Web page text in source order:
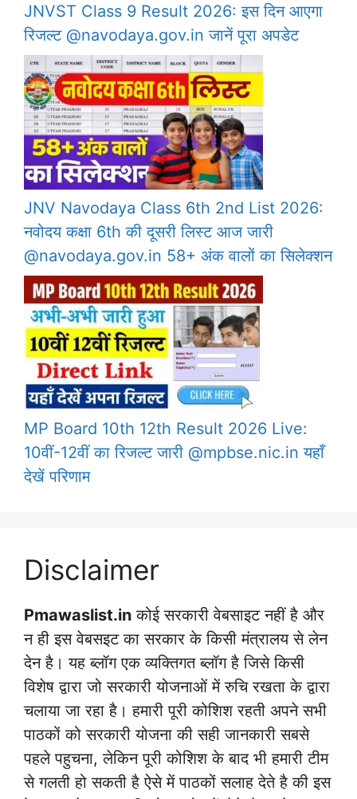
JNVST Class 9 Result 2026: इस दिन आएगा
रिजल्ट @navodaya.gov.in जानें पूरा अपडेट
JNV Navodaya Class 6th 2nd List 2026:
नवोदय कक्षा 6th की दूसरी लिस्ट आज जारी
@navodaya.gov.in 58+ अंक वालों का सिलेक्शन
MP Board 10th 12th Result 2026 Live:
10वीं-12वीं का रिजल्ट जारी @mpbse.nic.in यहाँ
देखें परिणाम
Disclaimer
Pmawaslist.in कोई सरकारी वेबसाइट नहीं है और
न ही इस वेबसइट का सरकार के किसी मंत्रालय से लेन
देन है। यह ब्लॉग एक व्यक्तिगत ब्लॉग है जिसे किसी
विशेष द्वारा जो सरकारी योजनाओं में रुचि रखता के द्वारा
चलाया जा रहा है। हमारी पूरी कोशिश रहती अपने सभी
पाठकों को सरकारी योजना की सही जानकारी सबसे
पहले पहुचना, लेकिन पूरी कोशिश के बाद भी हमारी टीम
से गलती हो सकती है ऐसे में पाठकों सलाह देते है की इस